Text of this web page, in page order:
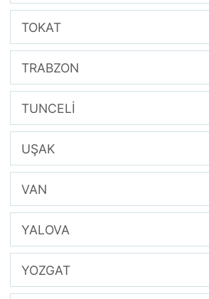
TOKAT
TRABZON
TUNCELİ
UŞAK
VAN
YALOVA
YOZGAT